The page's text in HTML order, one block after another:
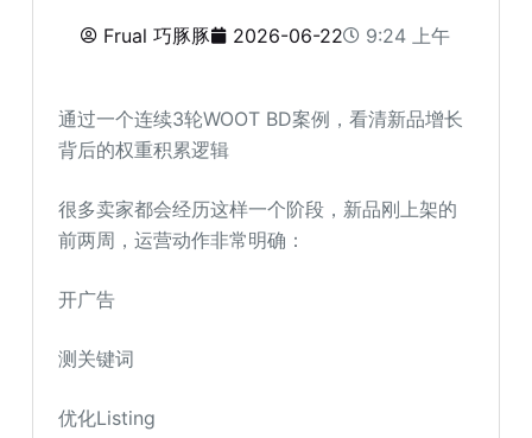
Frual 巧豚豚 2026-06-22 9:24 上午
通过一个连续3轮WOOT BD案例，看清新品增长
背后的权重积累逻辑
很多卖家都会经历这样一个阶段，新品刚上架的
前两周，运营动作非常明确：
开广告
测关键词
优化Listing